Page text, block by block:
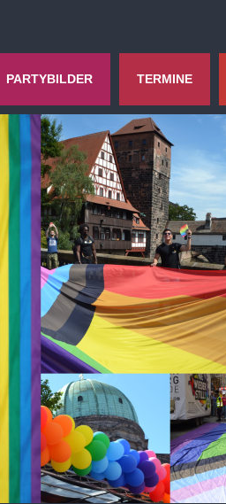
PARTYBILDER TERMINE